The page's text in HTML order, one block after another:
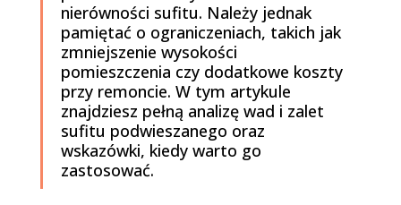
nierówności sufitu. Należy jednak
pamiętać o ograniczeniach, takich jak
zmniejszenie wysokości
pomieszczenia czy dodatkowe koszty
przy remoncie. W tym artykule
znajdziesz pełną analizę wad i zalet
sufitu podwieszanego oraz
wskazówki, kiedy warto go
zastosować.